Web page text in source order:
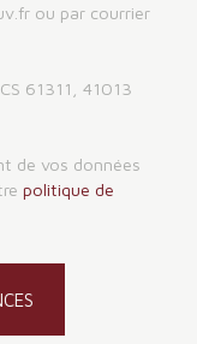
ou par courrier
61311, 41013
de vos données
politique de